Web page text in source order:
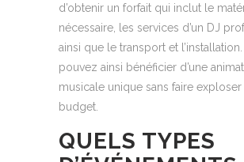
d’obtenir un forfait qui inclut le
nécessaire, les services d’un DJ
ainsi que le transport et
pouvez ainsi bénéficier d’une
musicale unique sans faire
budget.
QUELS TYPES